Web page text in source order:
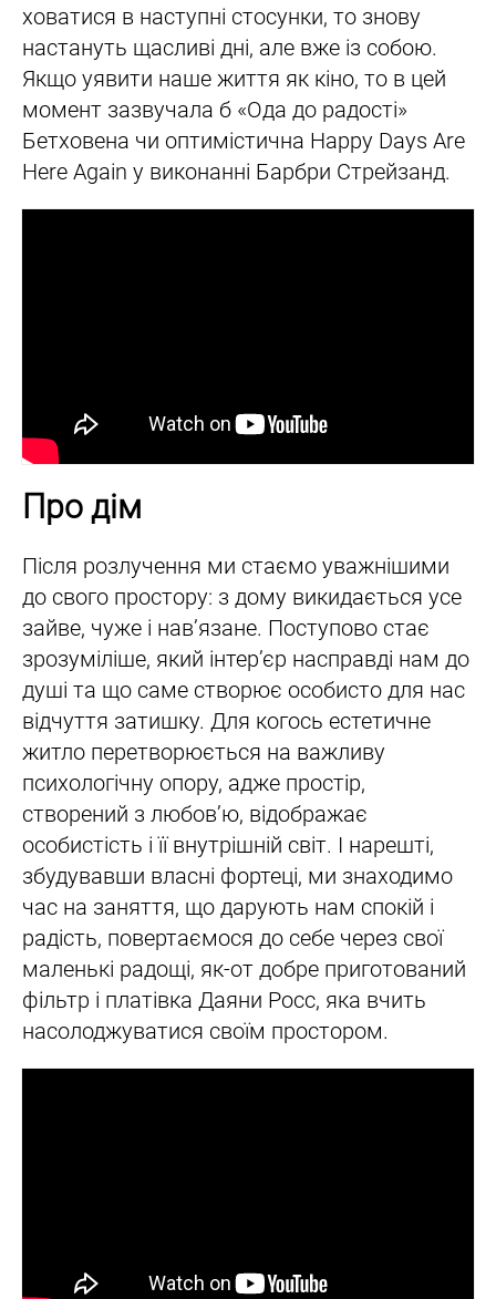
ховатися в наступні стосунки, то знову
настануть щасливі дні, але вже із собою.
Якщо уявити наше життя як кіно, то в цей
момент зазвучала б «Ода до радості»
Бетховена чи оптимістична Happy Days Are
Here Again у виконанні Барбри Стрейзанд.
Про дім
Після розлучення ми стаємо уважнішими
до свого простору: з дому викидається усе
зайве, чуже і нав’язане. Поступово стає
зрозуміліше, який інтер’єр насправді нам до
душі та що саме створює особисто для нас
відчуття затишку. Для когось естетичне
житло перетворюється на важливу
психологічну опору, адже простір,
створений з любов’ю, відображає
особистість і її внутрішній світ. І нарешті,
збудувавши власні фортеці, ми знаходимо
час на заняття, що дарують нам спокій і
радість, повертаємося до себе через свої
маленькі радощі, як-от добре приготований
фільтр і платівка Даяни Росс, яка вчить
насолоджуватися своїм простором.